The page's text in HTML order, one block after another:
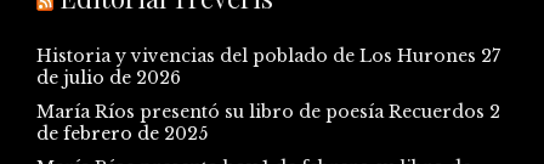
Historia y vivencias del poblado de Los Hurones 27
de julio de 2026
María Ríos presentó su libro de poesía Recuerdos 2
de febrero de 2025